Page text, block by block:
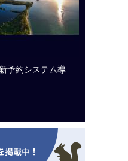
予約システム導